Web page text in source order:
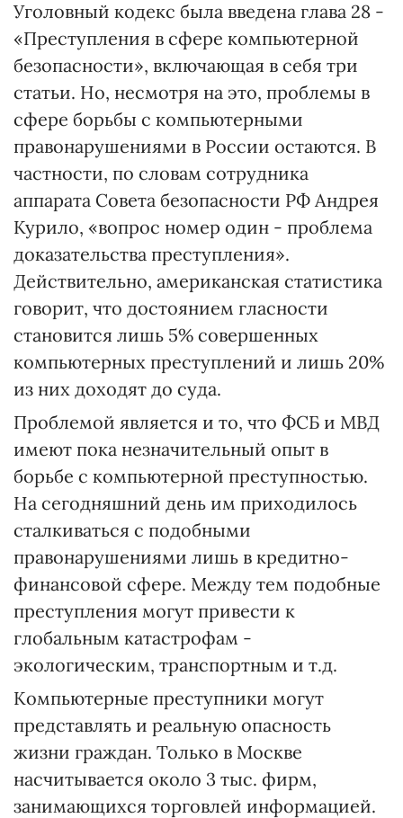
Уголовный кодекс была введена глава 28 -
«Преступления в сфере компьютерной
безопасности», включающая в себя три
статьи. Но, несмотря на это, проблемы в
сфере борьбы с компьютерными
правонарушениями в России остаются. В
частности, по словам сотрудника
аппарата Совета безопасности РФ Андрея
Курило, «вопрос номер один - проблема
доказательства преступления».
Действительно, американская статистика
говорит, что достоянием гласности
становится лишь 5% совершенных
компьютерных преступлений и лишь 20%
из них доходят до суда.
Проблемой является и то, что ФСБ и МВД
имеют пока незначительный опыт в
борьбе с компьютерной преступностью.
На сегодняшний день им приходилось
сталкиваться с подобными
правонарушениями лишь в кредитно-
финансовой сфере. Между тем подобные
преступления могут привести к
глобальным катастрофам -
экологическим, транспортным и т.д.
Компьютерные преступники могут
представлять и реальную опасность
жизни граждан. Только в Москве
насчитывается около 3 тыс. фирм,
занимающихся торговлей информацией.